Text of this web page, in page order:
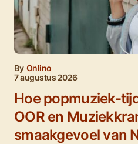
By Onlino
7 augustus 2026
Hoe popmuziek-
OOR en
smaakgevoel van